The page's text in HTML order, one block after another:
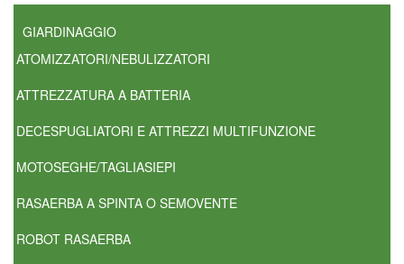
GIARDINAGGIO
ATOMIZZATORI/NEBULIZZATORI
ATTREZZATURA A BATTERIA
DECESPUGLIATORI E ATTREZZI MULTIFUNZIONE
MOTOSEGHE/TAGLIASIEPI
RASAERBA A SPINTA O SEMOVENTE
ROBOT RASAERBA